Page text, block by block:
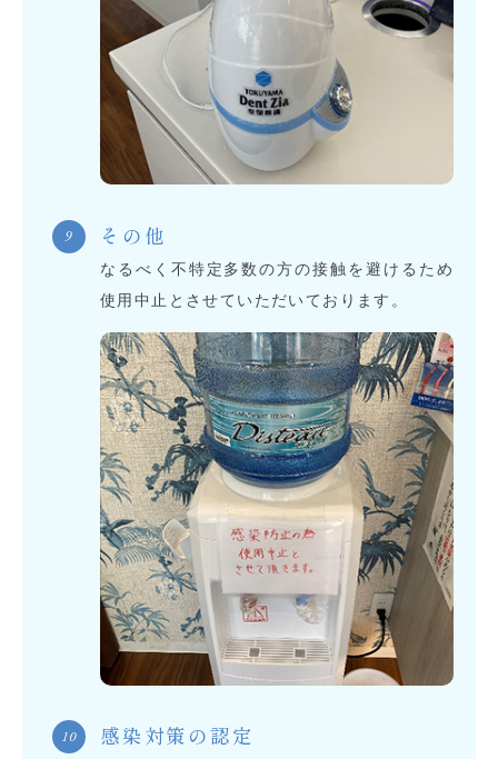
その他
なるべく不特定多数の方の接触を避けるため
使用中止とさせていただいております。
感染対策の認定